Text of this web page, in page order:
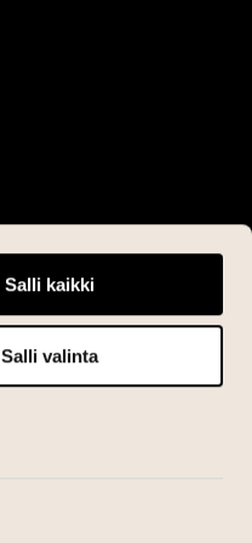
Salli kaikki
Salli valinta